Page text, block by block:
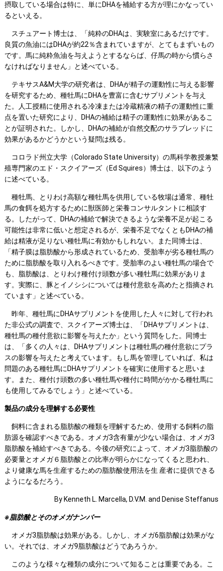
摂取している場合は特に、単にDHAを補給する方が理にかなってい
るといえる。
スチュアート博士は、「純粋のDHAは、実験室にあるだけです。
良質の魚油にはDHAが約22％含まれていますが、とてもまずいもの
です。馬に純粋魚油を与えようとするならば、仔馬の時から慣らさ
なければなりません」と述べている。
テキサスA&M大学の研究者は、DHAが精子の運動性に与える影響
を研究するため、種牡馬にDHAを豊富に含むサプリメントを与え
た。人工授精に使用される冷凍または冷蔵精液の精子の運動性に重
点を置いた研究により、DHAの補給は精子の運動性に効果があるこ
とが証明された。しかし、DHAの補給が自然交配のサラブレッドに
効果があるかどうかという疑問は残る。
コロラド州立大学（Colorado State University）の馬科学教授兼繁
殖専門家のエド・スクイアーズ（Ed Squires）博士は、以下のよう
に述べている。
種牡馬、とりわけ高額な種牡馬を供用している牧場は通常、種牡
馬の食餌を処方するために獣医師と栄養コンサルタントに相談す
る。したがって、DHAの補給で解決できるような栄養不足が起こる
可能性は非常に低いと想定されるが、栄養不足でなくともDHAの補
給は精液が足りない種牡馬に有効かもしれない。また同博士は、
「精子膜は脂肪酸から形成されているため、受胎率が劣る種牡馬の
ために脂肪酸を取り入れるべきです。受胎率のよい種牡馬の場合で
も、脂肪酸は、とりわけ種付け頭数が多い種牡馬に効果がありま
す。実際に、豚とイノシシについては種付意欲を高めたと指摘され
ています」と述べている。
昨年、種牡馬にDHAサプリメントを使用した人々に対して行われ
た非公式の調査で、スクイアーズ博士は、「DHAサプリメントは、
種牡馬の種付意欲に影響を与えたか」という質問をした。同博士
は、「多くの人々は、DHAサプリメントは種牡馬の種付意欲にプラ
スの影響を与えたと考えています。もし馬を管理していれば、私は
問題のある種牡馬にDHAサプリメントを確実に使用すると思いま
す。また、種付け頭数の多い種牡馬や種付に時間がかかる種牡馬に
も使用してみるでしょう」と述べている。
製品の成分を理解する必要性
飼料に含まれる脂肪酸の種類を理解するため、使用する飼料の脂
肪源を確認すべきである。オメガ3含有量が少ない場合は、オメガ3
脂肪酸を補給すべきである。今後の研究によって、オメガ3脂肪酸の
必要量とオメガ６脂肪酸との比率が明らかになってくると思われ、
より健康な馬を生産するための脂肪酸使用法を生 産者に提供できる
ようになるだろう。
By Kenneth L. Marcella, D.V.M. and Denise Steffanus
※脂肪酸とそのオメガナンバー
オメガ3脂肪酸は効果がある。しかし、オメガ6脂肪酸は効果がな
い。それでは、オメガ9脂肪酸はどうであろうか。
このような様々な種類の成分について知ることは重要である。こ